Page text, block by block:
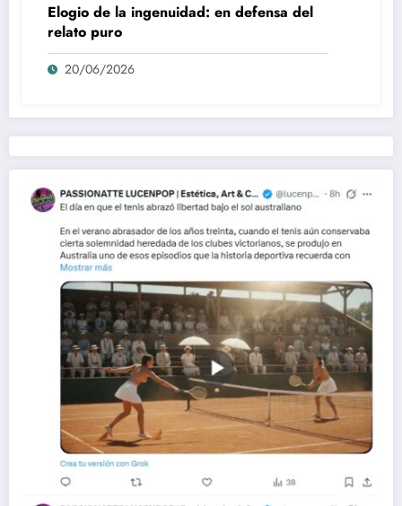
Elogio de la ingenuidad: en defensa del
relato puro
20/06/2026